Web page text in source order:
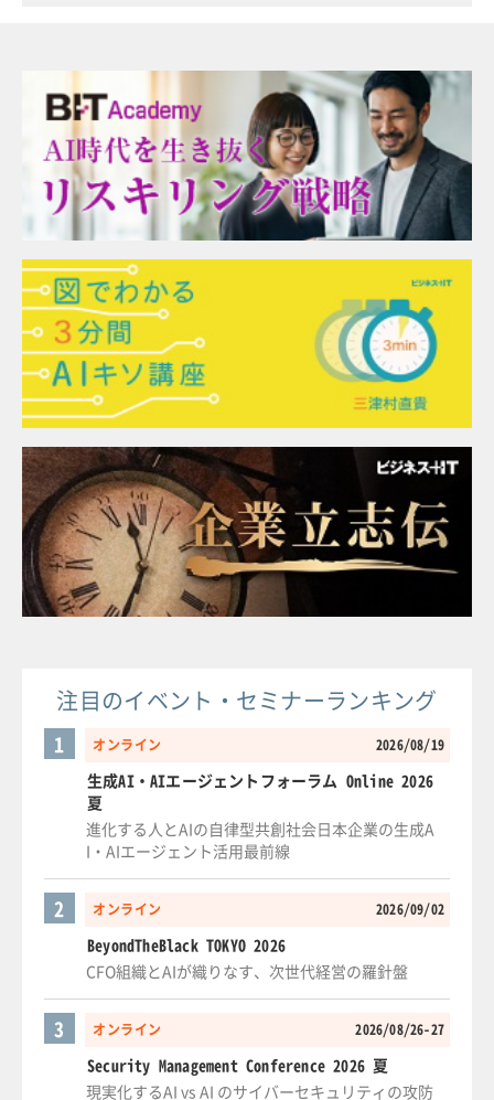
注目のイベント・セミナーランキング
オンライン 2026/08/19
1
生成AI・AIエージェントフォーラム Online 2026
夏
進化する人とAIの自律型共創社会日本企業の生成A
I・AIエージェント活用最前線
オンライン 2026/09/02
2
BeyondTheBlack TOKYO 2026
CFO組織とAIが織りなす、次世代経営の羅針盤
オンライン 2026/08/26-27
3
Security Management Conference 2026 夏
現実化するAI vs AI のサイバーセキュリティの攻防